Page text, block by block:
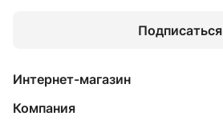
Подписаться
Интернет-магазин
Компания